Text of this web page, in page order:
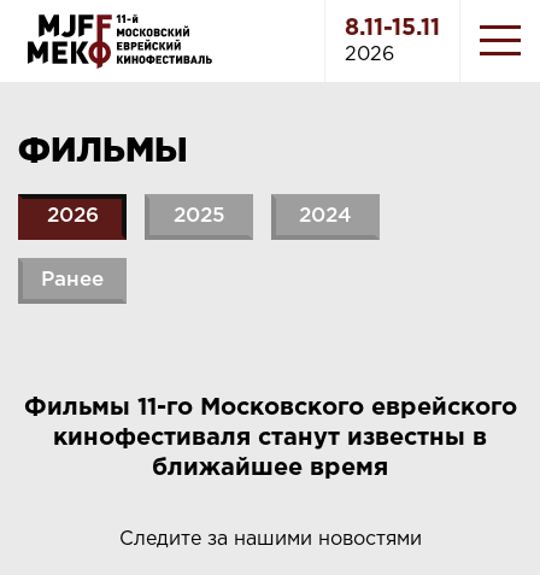
8.11-15.11
2026
ФИЛЬМЫ
2026 2025 2024
Ранее
Фильмы 11-го Московского еврейского
кинофестиваля станут известны в
ближайшее время
Следите за нашими новостями